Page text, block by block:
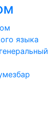
языка